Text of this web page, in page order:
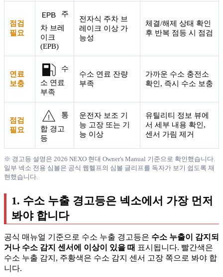
점검
필요
주
차 브레
이크
(EPB)
전자식 주차 브
레이크 이상 가
능성
체결/해제 상태 확인
후 반복 점등 시 점검
연료
보충
수
소 연료
부족
수소 연료 잔량
부족
가까운 수소 충전소
확인, 즉시 수소 보충
점검
필요
통
합 경고
등
운전자 보조 기
능 고장 또는 기
능 이상
유틸리티 정보 뷰에
서 세부 내용 확인,
센서 가림 제거
※ 경고등 설명은 2026 NEXO 현대 Owner's Manual 기준으로 확인했습니다.
일부 넥소 전용 심볼은 공식 웹헬프의 심볼 글리프를 독자가 보기 쉽도록 재
현했습니다.
1. 수소 누출 경고등은 넥소에서 가장 먼저
봐야 합니다
공식 매뉴얼 기준으로 수소 누출 경고등은 수소 누출이 감지되
거나 수소 감지 센서에 이상이 있을 때 표시됩니다. 빨간색은
수소 누출 감지, 주황색은 수소 감지 센서 고장 쪽으로 봐야 합
니다.